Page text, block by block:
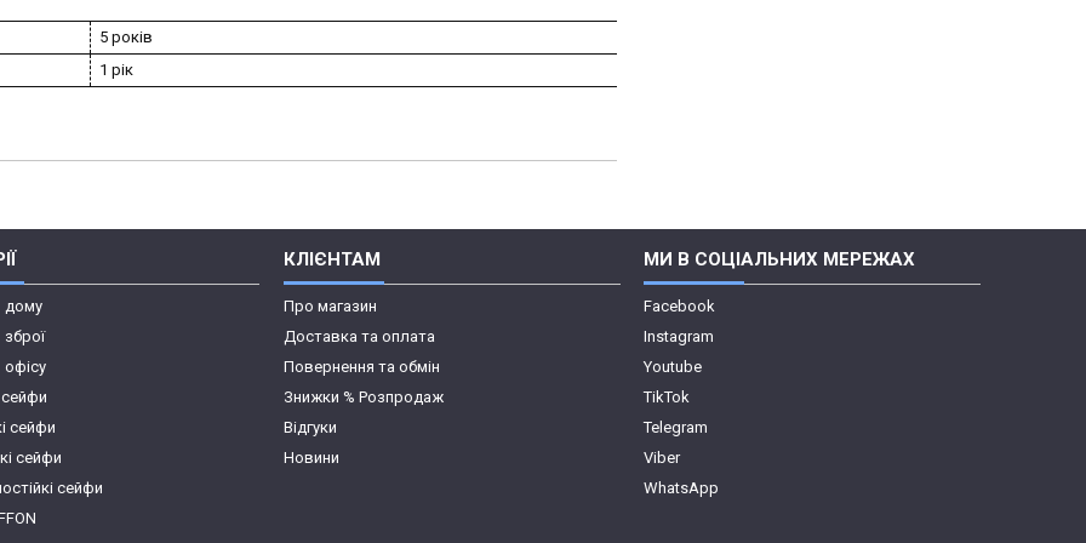
5 років
1 рік
дому
сейфи
сейфи
сейфи
сейфи
КЛІЄНТАМ
Про магазин
Доставка та оплата
Повернення та обмін
Знижки % Розпродаж
Відгуки
Новини
МИ В СОЦІАЛЬНИХ МЕРЕЖАХ
Facebook
Instagram
Youtube
TikTok
Telegram
Viber
WhatsApp